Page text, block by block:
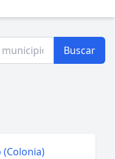
Buscar
(Colonia)